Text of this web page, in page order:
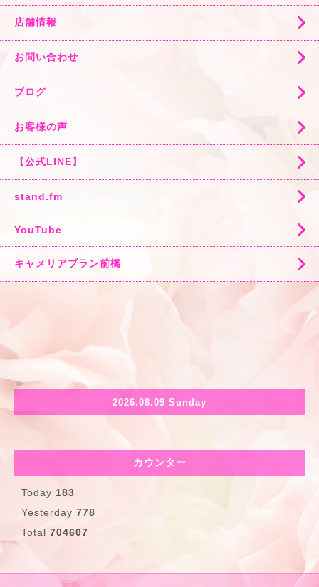
店舗情報
お問い合わせ
ブログ
お客様の声
【公式LINE】
stand.fm
YouTube
キャメリアブラン前橋
2026.08.09 Sunday
カウンター
Today 183
Yesterday 778
Total 704607